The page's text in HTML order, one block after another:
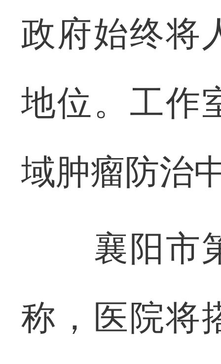
政府始终将
地位。工作
域肿瘤防治
襄阳市第
称，医院将